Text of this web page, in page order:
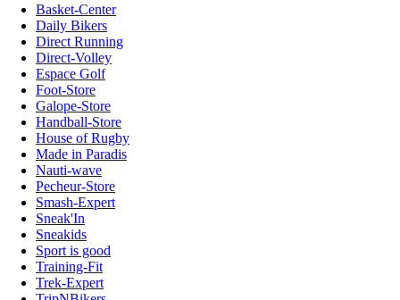
Basket-Center
Daily Bikers
Direct Running
Direct-Volley
Espace Golf
Foot-Store
Galope-Store
Handball-Store
House of Rugby
Made in Paradis
Nauti-wave
Pecheur-Store
Smash-Expert
Sneak'In
Sneakids
Sport is good
Training-Fit
Trek-Expert